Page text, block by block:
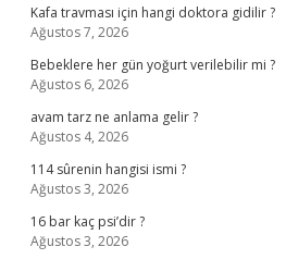
Kafa travması için hangi doktora gidilir ?
Ağustos 7, 2026
Bebeklere her gün yoğurt verilebilir mi ?
Ağustos 6, 2026
avam tarz ne anlama gelir ?
Ağustos 4, 2026
114 sûrenin hangisi ismi ?
Ağustos 3, 2026
16 bar kaç psi’dir ?
Ağustos 3, 2026